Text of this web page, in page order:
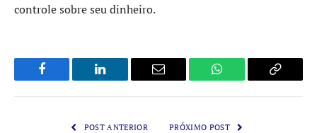
controle sobre seu dinheiro.
Facebook LinkedIn Email WhatsApp Copy
POST ANTERIOR PRÓXIMO POST